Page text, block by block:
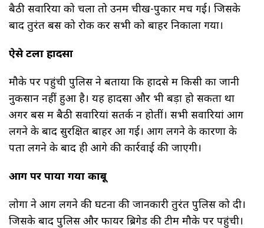
बैठी सवारियों को चला तो उनमें चीख-पुकार मच गई। जिसके
बाद तुरंत बस को रोक कर सभी को बाहर निकाला गया।
ऐसे टला हादसा
मौके पर पहुंची पुलिस ने बताया कि हादसे में किसी का जानी
नुकसान नहीं हुआ है। यह हादसा और भी बड़ा हो सकता था
अगर बस में बैठी सवारियां सतर्क न होतीं। सभी सवारियां आग
लगने के बाद सुरक्षित बाहर आ गई। आग लगने के कारणों के
पता लगने के बाद ही आगे की कार्रवाई की जाएगी।
आग पर पाया गया काबू
लोगों ने आग लगने की घटना की जानकारी तुरंत पुलिस को दी।
जिसके बाद पुलिस और फायर ब्रिगेड की टीम मौके पर पहुंची।